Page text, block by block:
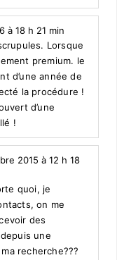
à 18 h 21 min
Lorsque
premium. le
d’une année de
la procédure !
d’une
!
2015 à 12 h 18
quoi, je
on me
des
une
recherche???